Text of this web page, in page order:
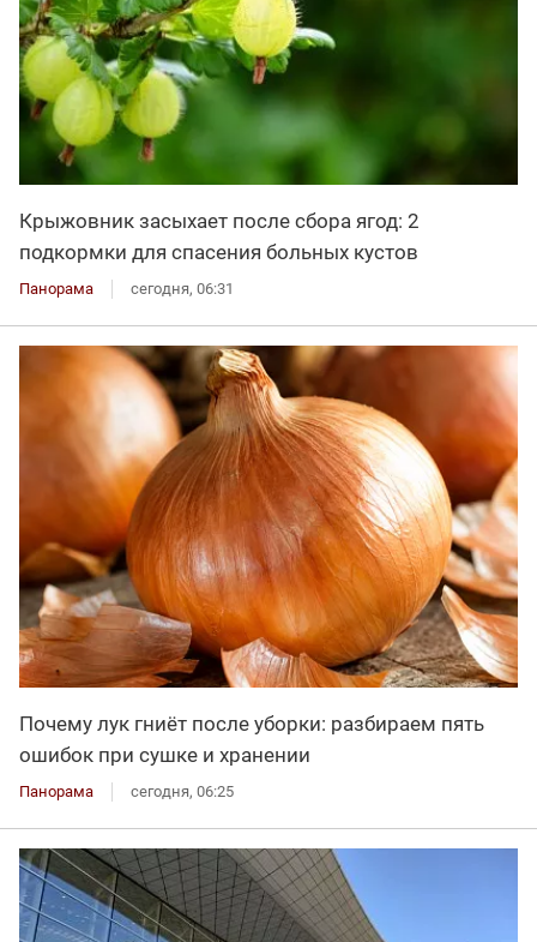
Крыжовник засыхает после сбора ягод: 2
подкормки для спасения больных кустов
Панорама сегодня, 06:31
Почему лук гниёт после уборки: разбираем пять
ошибок при сушке и хранении
Панорама сегодня, 06:25